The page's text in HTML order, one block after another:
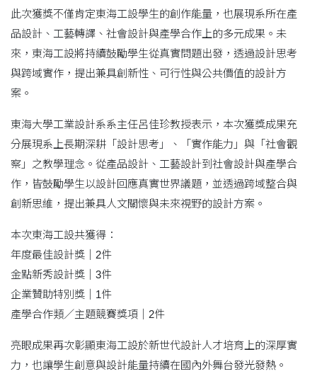
此次獲獎不僅肯定東海工設學生的創作能量，也展現系所在產
品設計、工藝轉譯、社會設計與產學合作上的多元成果。未
來，東海工設將持續鼓勵學生從真實問題出發，透過設計思考
與跨域實作，提出兼具創新性、可行性與公共價值的設計方
案。
東海大學工業設計系系主任呂佳珍教授表示，本次獲獎成果充
分展現系上長期深耕「設計思考」、「實作能力」與「社會觀
察」之教學理念。從產品設計、工藝設計到社會設計與產學合
作，皆鼓勵學生以設計回應真實世界議題，並透過跨域整合與
創新思維，提出兼具人文關懷與未來視野的設計方案。
本次東海工設共獲得：
年度最佳設計獎｜2件
金點新秀設計獎｜3件
企業贊助特別獎｜1件
產學合作類／主題競賽獎項｜2件
亮眼成果再次彰顯東海工設於新世代設計人才培育上的深厚實
力，也讓學生創意與設計能量持續在國內外舞台發光發熱。